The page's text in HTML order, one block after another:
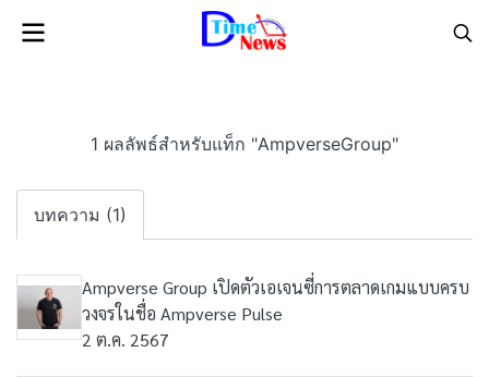
1 ผลลัพธ์สำหรับแท็ก "AmpverseGroup"
บทความ (1)
Ampverse Group เปิดตัวเอเจนซี่การตลาดเกมแบบครบ
วงจรในชื่อ Ampverse Pulse
2 ต.ค. 2567